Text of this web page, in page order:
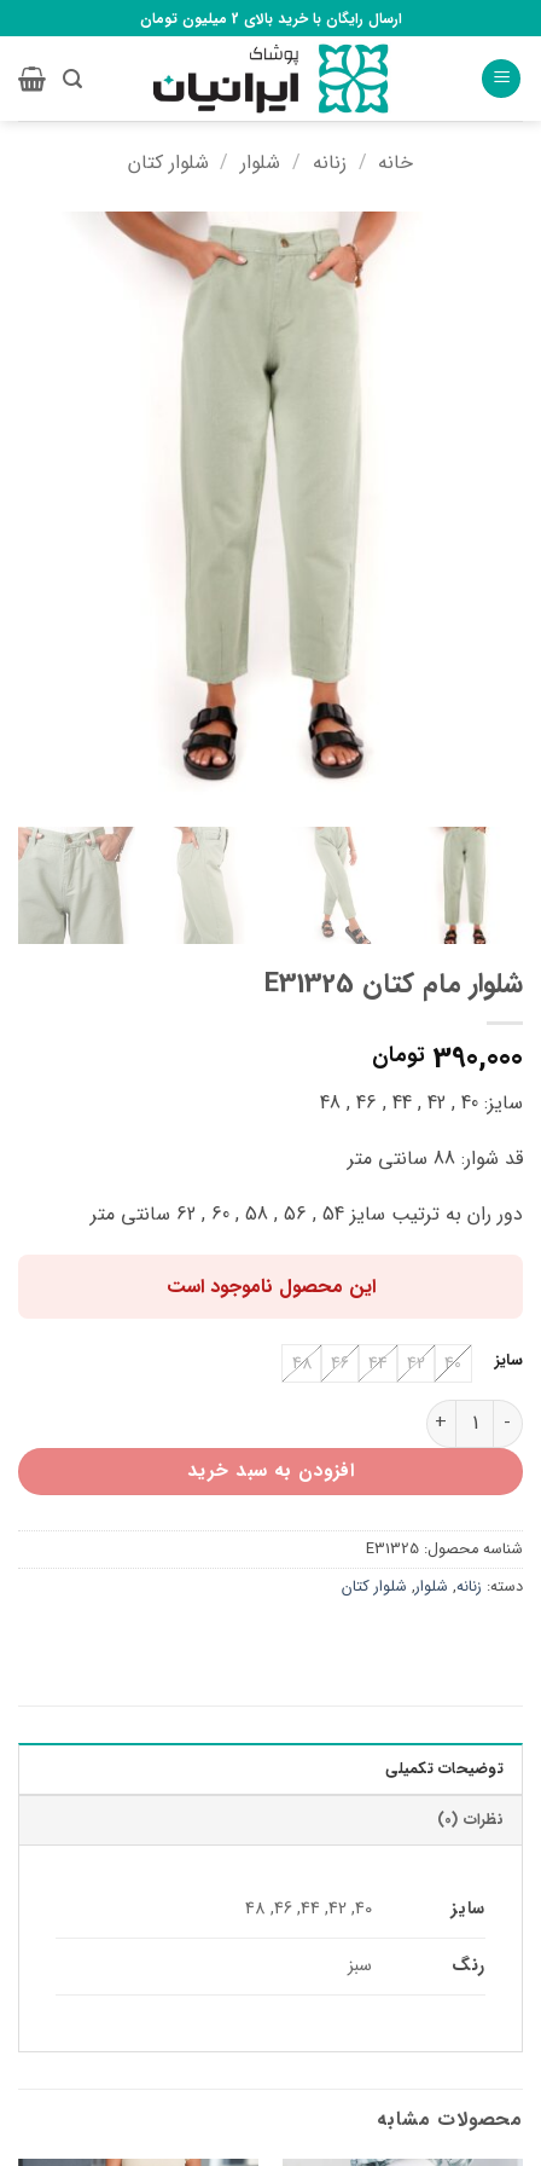
to
content
ارسال رایگان با خرید بالای 2 میلیون تومان
خانه / زنانه / شلوار / شلوار کتان
شلوار مام کتان E31325
390,000 تومان
سایز: 40 , 42 , 44 , 46 , 48
قد شوار: 88 سانتی متر
دور ران به ترتیب سایز 54 , 56 , 58 , 60 , 62 سانتی متر
این محصول ناموجود است
سایز 40
42
44
46
48
شلوار مام کتان E31325 عدد
افزودن به سبد خرید
شناسه محصول: E31325
دسته: زنانه, شلوار, شلوار کتان
توضیحات تکمیلی
نظرات (0)
سایز 40, 42, 44, 46, 48
رنگ سبز
محصولات مشابه